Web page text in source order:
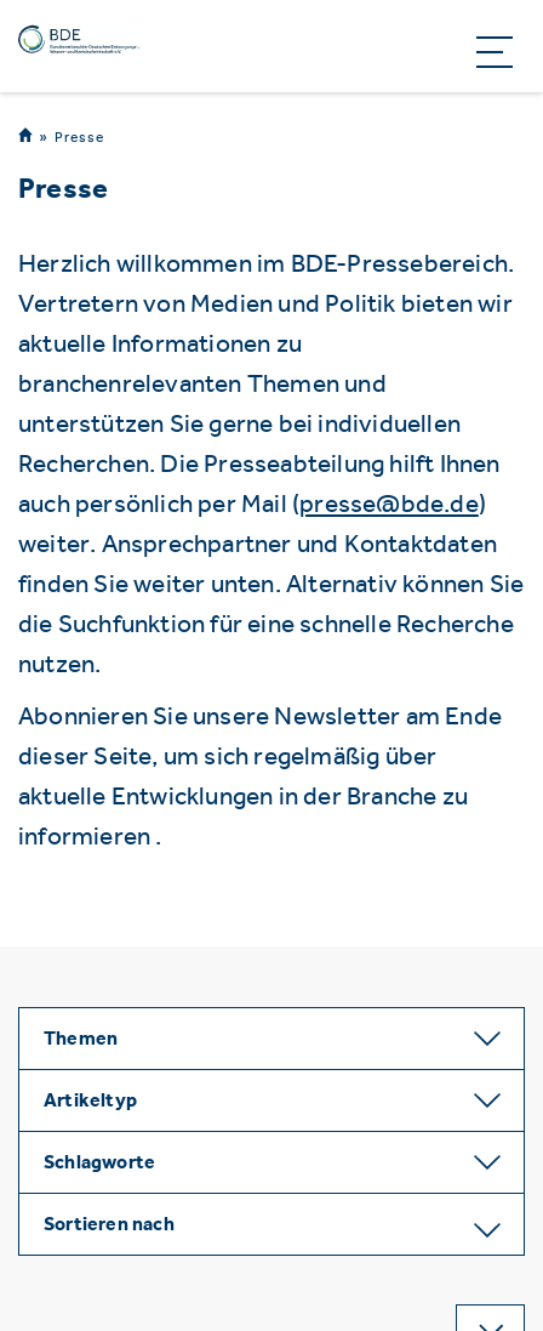
Presse
Presse
Herzlich willkommen im BDE-Pressebereich.
Vertretern von Medien und Politik bieten wir
aktuelle Informationen zu
branchenrelevanten Themen und
unterstützen Sie gerne bei individuellen
Recherchen. Die Presseabteilung hilft Ihnen
auch persönlich per Mail (presse@bde.de)
weiter. Ansprechpartner und Kontaktdaten
finden Sie weiter unten. Alternativ können Sie
die Suchfunktion für eine schnelle Recherche
nutzen.
Abonnieren Sie unsere Newsletter am Ende
dieser Seite, um sich regelmäßig über
aktuelle Entwicklungen in der Branche zu
informieren .
Themen
Artikeltyp
Schlagworte
Sortieren nach